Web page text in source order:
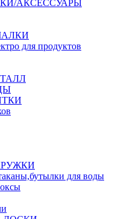
АКСЕССУАРЫ
для продуктов
для воды